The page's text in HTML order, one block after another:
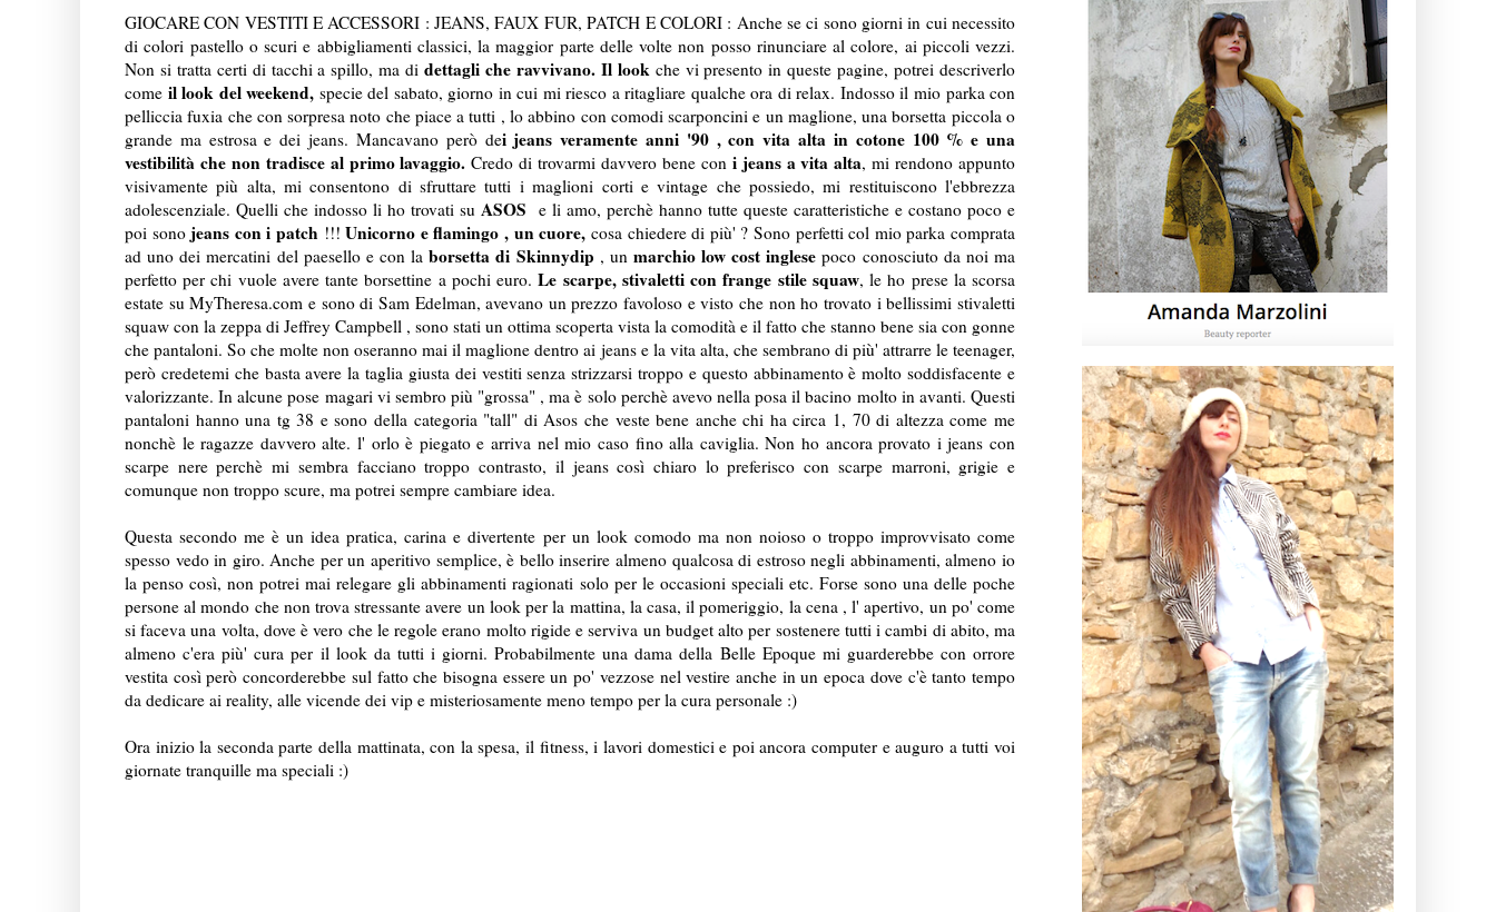
GIOCARE CON VESTITI E ACCESSORI : JEANS, FAUX FUR, PATCH E COLORI : Anche se ci sono giorni in cui necessito
di colori pastello o scuri e abbigliamenti classici, la maggior parte delle volte non posso rinunciare al colore, ai piccoli vezzi.
Non si tratta certi di tacchi a spillo, ma didettagli che ravvivano. Il lookche vi presento in queste pagine, potrei descriverlo
come il look del weekend, specie del sabato, giorno in cui mi riesco a ritagliare qualche ora di relax. Indosso il mio parka con
pelliccia fuxia che con sorpresa noto che piace a tutti , lo abbino con comodi scarponcini e un maglione, una borsetta piccola o
grande ma estrosa e dei jeans. Mancavano però dei jeans veramente anni '90 , con vita alta in cotone 100 % e una
vestibilità che non tradisce al primo lavaggio. Credo di trovarmi davvero bene con i jeans a vita alta, mi rendono appunto
visivamente più alta, mi consentono di sfruttare tutti i maglioni corti e vintage che possiedo, mi restituiscono l'ebbrezza
adolescenziale. Quelli che indosso li ho trovati su ASOS e li amo, perchè hanno tutte queste caratteristiche e costano poco e
poi sono jeans con i patch !!!Unicorno e flamingo , un cuore, cosa chiedere di più' ? Sono perfetti col mio parka comprata
ad uno dei mercatini del paesello e con laborsetta di Skinnydip , un marchio low cost inglese poco conosciuto da noi ma
perfetto per chi vuole avere tante borsettine a pochi euro.Le scarpe, stivaletti con frange stile squaw, le ho prese la scorsa
estate su MyTheresa.com e sono di Sam Edelman, avevano un prezzo favoloso e visto che non ho trovato i bellissimi stivaletti
squaw con la zeppa di Jeffrey Campbell , sono stati un ottima scoperta vista la comodità e il fatto che stanno bene sia con gonne
che pantaloni. So che molte non oseranno mai il maglione dentro ai jeans e la vita alta, che sembrano di più' attrarre le teenager,
però credetemi che basta avere la taglia giusta dei vestiti senza strizzarsi troppo e questo abbinamento è molto soddisfacente e
valorizzante. In alcune pose magari vi sembro più "grossa" , ma è solo perchè avevo nella posa il bacino molto in avanti. Questi
pantaloni hanno una tg 38 e sono della categoria "tall" di Asos che veste bene anche chi ha circa 1, 70 di altezza come me
nonchè le ragazze davvero alte. l' orlo è piegato e arriva nel mio caso fino alla caviglia. Non ho ancora provato i jeans con
scarpe nere perchè mi sembra facciano troppo contrasto, il jeans così chiaro lo preferisco con scarpe marroni, grigie e
comunque non troppo scure, ma potrei sempre cambiare idea.
Questa secondo me è un idea pratica, carina e divertente per un look comodo ma non noioso o troppo improvvisato come
spesso vedo in giro. Anche per un aperitivo semplice, è bello inserire almeno qualcosa di estroso negli abbinamenti, almeno io
la penso così, non potrei mai relegare gli abbinamenti ragionati solo per le occasioni speciali etc. Forse sono una delle poche
persone al mondo che non trova stressante avere un look per la mattina, la casa, il pomeriggio, la cena , l' apertivo, un po' come
si faceva una volta, dove è vero che le regole erano molto rigide e serviva un budget alto per sostenere tutti i cambi di abito, ma
almeno c'era più' cura per il look da tutti i giorni. Probabilmente una dama della Belle Epoque mi guarderebbe con orrore
vestita così però concorderebbe sul fatto che bisogna essere un po' vezzose nel vestire anche in un epoca dove c'è tanto tempo
da dedicare ai reality, alle vicende dei vip e misteriosamente meno tempo per la cura personale :)
Ora inizio la seconda parte della mattinata, con la spesa, il fitness, i lavori domestici e poi ancora computer e auguro a tutti voi
giornate tranquille ma speciali :)